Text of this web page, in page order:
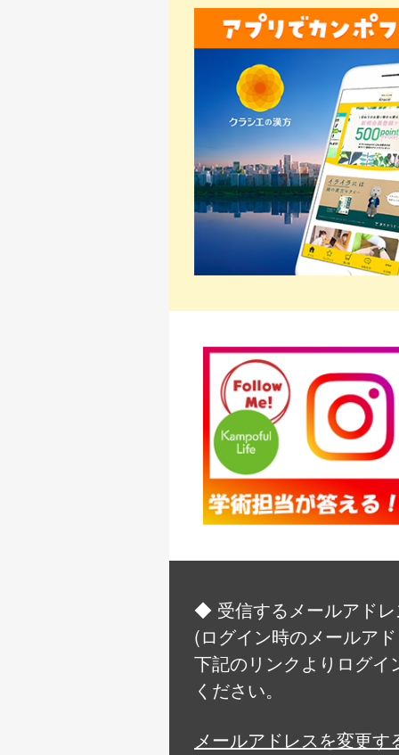
◆ 受信するメールアド
(ログイン時のメールア
下記のリンクよりログ
ください。
メールアドレスを変更す